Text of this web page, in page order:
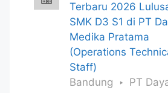
Terbaru 2026
SMK D3 S1 di PT
Medika Pratama
(Operations
Staff)
Bandung
PT